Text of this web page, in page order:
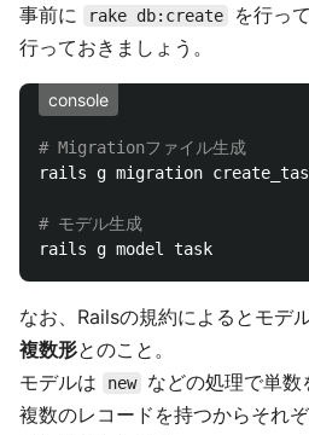
事前に
rake db:create
を行っ
行っておきましょう。
console
# Migrationファイル生成
rails g migration
# モデル生成
なお、Railsの規約によるとモデ
複数形とのこと。
モデルは
new
などの処理で単
複数のレコードを持つからそれ